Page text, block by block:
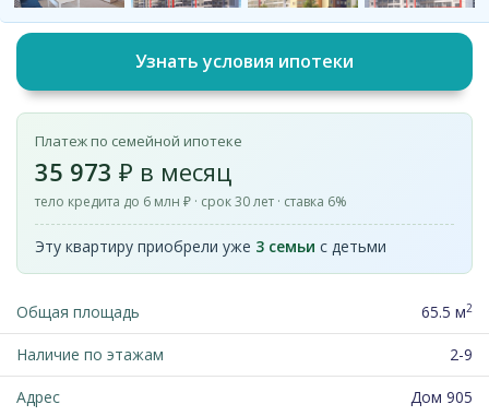
Узнать условия ипотеки
Платеж по семейной ипотеке
35 973 ₽ в месяц
тело кредита до 6 млн ₽ · срок 30 лет · ставка 6%
Эту квартиру приобрели уже 3 семьи с детьми
Общая площадь 65.5 м2
Наличие по этажам 2-9
Адрес Дом 905